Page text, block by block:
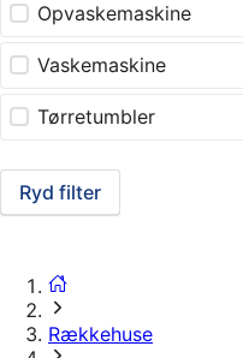
Opvaskemaskine
Vaskemaskine
Tørretumbler
Ryd filter
Rækkehuse